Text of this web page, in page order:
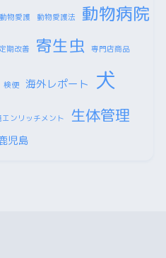
動物愛護 動物愛護法 動物病院
定期改善 寄生虫 専門店商品
検便 海外レポート 犬
エンリッチメント 生体管理
児島